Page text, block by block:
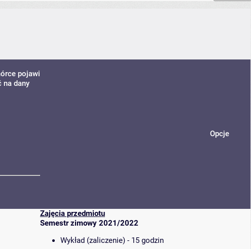
pojawi
dany
Opcje
Zajęcia przedmiotu
Semestr zimowy 2021/2022
Wykład (zaliczenie) - 15 godzin